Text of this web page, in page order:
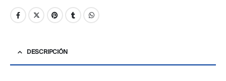
DESCRIPCIÓN